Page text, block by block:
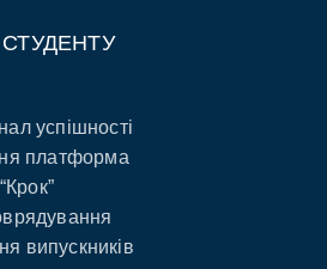
СТУДЕНТУ
успішності
платформа
випускників